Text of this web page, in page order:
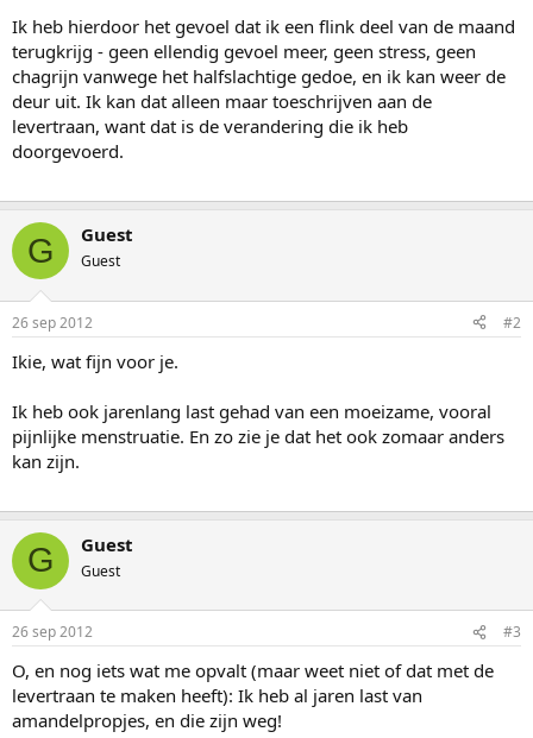
Ik heb hierdoor het gevoel dat ik een flink deel van de maand
terugkrijg - geen ellendig gevoel meer, geen stress, geen
chagrijn vanwege het halfslachtige gedoe, en ik kan weer de
deur uit. Ik kan dat alleen maar toeschrijven aan de
levertraan, want dat is de verandering die ik heb
doorgevoerd.
G Guest
Guest
26 sep 2012 #2
Ikie, wat fijn voor je.
Ik heb ook jarenlang last gehad van een moeizame, vooral
pijnlijke menstruatie. En zo zie je dat het ook zomaar anders
kan zijn.
G Guest
Guest
26 sep 2012 #3
O, en nog iets wat me opvalt (maar weet niet of dat met de
levertraan te maken heeft): Ik heb al jaren last van
amandelpropjes, en die zijn weg!